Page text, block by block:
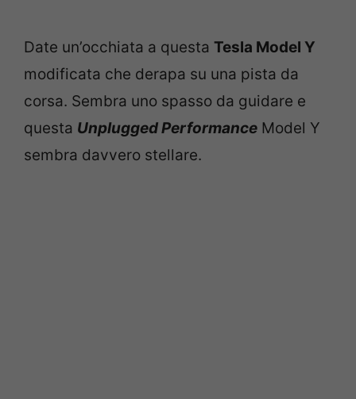
Date un’occhiata a questa Tesla Model Y
modificata che derapa su una pista da
corsa. Sembra uno spasso da guidare e
questa Unplugged Performance Model Y
sembra davvero stellare.